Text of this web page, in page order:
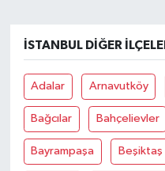
İSTANBUL DIĞER
Adalar Arnavutköy
Bağcılar Bahçelievler
Bayrampaşa Beşiktaş